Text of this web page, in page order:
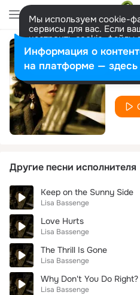
Мы используем cookie-
сервисы для вас. Если
настроить cookie-файлы
представитель. Больше
Разрешить все It's
Lisa
Другие песни исполнителя
Keep on the Sunny Side
Lisa Bassenge
Love Hurts
Lisa Bassenge
The Thrill Is Gone
Lisa Bassenge
Why Don't You Do Right?
Lisa Bassenge
Информация о
на платформе — здесь